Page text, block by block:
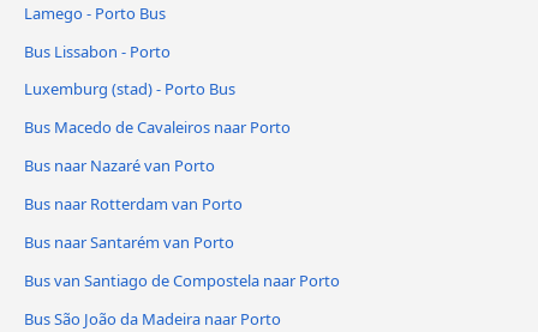
Lamego - Porto Bus
Bus Lissabon - Porto
Luxemburg (stad) - Porto Bus
Bus Macedo de Cavaleiros naar Porto
Bus naar Nazaré van Porto
Bus naar Rotterdam van Porto
Bus naar Santarém van Porto
Bus van Santiago de Compostela naar Porto
Bus São João da Madeira naar Porto